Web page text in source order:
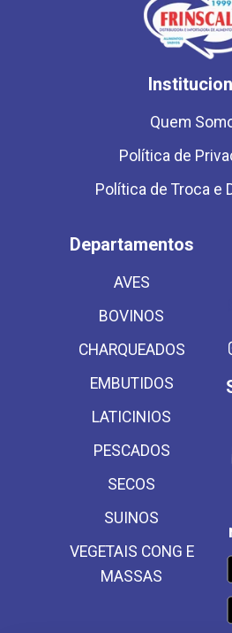
Quem
Política de
Política de Troca e
Departamentos
AVES
BOVINOS
CHARQUEADOS
EMBUTIDOS
LATICINIOS
PESCADOS
SECOS
SUINOS
VEGETAIS CONG E
MASSAS